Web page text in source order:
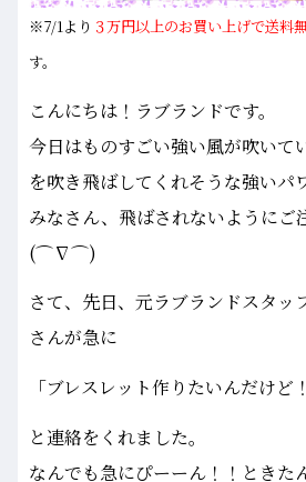
※7/1より ３万円以上のお買い上げで送料
す。
こんにちは！ラブランドです。
今日はものすごい強い風が吹いて
を吹き飛ばしてくれそうな強いパ
みなさん、飛ばされないようにご
(⌒∇⌒)
さて、先日、元ラブランドスタッ
さんが急に
「ブレスレット作りたいんだけど
と連絡をくれました。
なんでも急にぴーーん！！ときた